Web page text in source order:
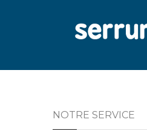
NOTRE SERVICE